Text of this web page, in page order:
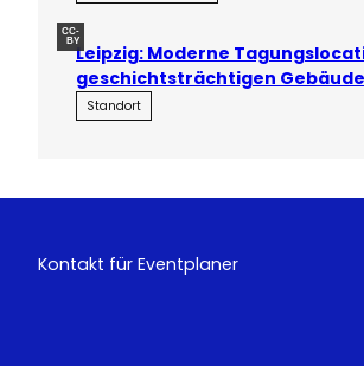
CC-
BY
Leipzig: Moderne
geschichtsträchtigen
Standort
Kontakt für Eventplaner